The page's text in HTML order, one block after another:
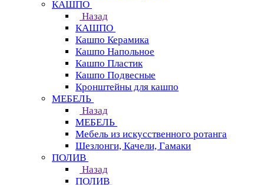
КАШПО
Назад
КАШПО
Кашпо Керамика
Кашпо Напольное
Кашпо Пластик
Кашпо Подвесные
Кронштейны для кашпо
МЕБЕЛЬ
Назад
МЕБЕЛЬ
Мебель из искусственного ротанга
Шезлонги, Качели, Гамаки
ПОЛИВ
Назад
ПОЛИВ